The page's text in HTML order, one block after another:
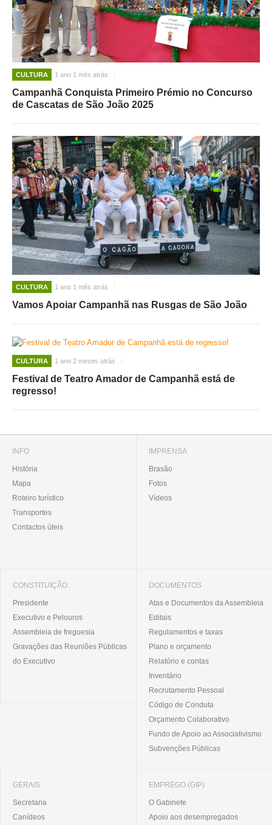
CULTURA 1 ano 1 mês atrás
Campanhã Conquista Primeiro Prémio no Concurso
de Cascatas de São João 2025
CULTURA 1 ano 1 mês atrás
Vamos Apoiar Campanhã nas Rusgas de São João
CULTURA 1 ano 2 meses atrás
Festival de Teatro Amador de Campanhã está de
regresso!
INFO
História
Mapa
Roteiro turístico
Transportes
Contactos úteis
IMPRENSA
Brasão
Fotos
Vídeos
CONSTITUIÇÃO
Presidente
Executivo e Pelouros
Assembleia de freguesia
Gravações das Reuniões Públicas
do Executivo
DOCUMENTOS
Atas e Documentos da Assembleia
Editais
Regulamentos e taxas
Plano e orçamento
Relatório e contas
Inventário
Recrutamento Pessoal
Código de Conduta
Orçamento Colaborativo
Fundo de Apoio ao Associativismo
Subvenções Públicas
GERAIS
Secretaria
Canídeos
EMPREGO (GIP)
O Gabinete
Apoio aos desempregados